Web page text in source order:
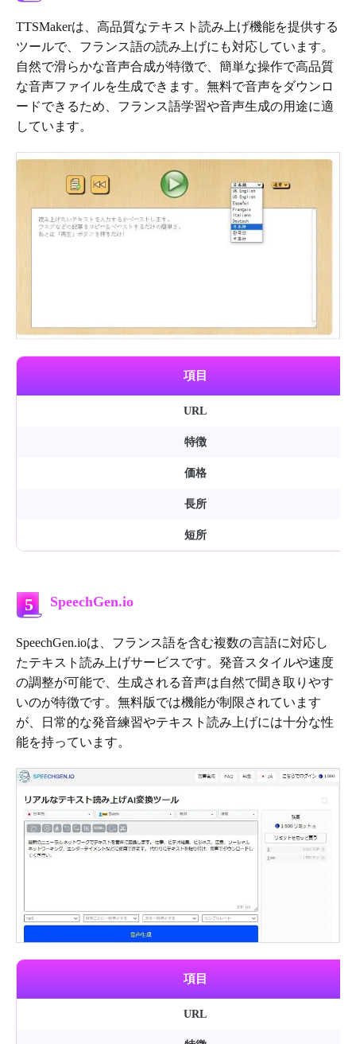
TTSMakerは、高品質なテキスト読み上げ機能を提供する
ツールで、フランス語の読み上げにも対応しています。
自然で滑らかな音声合成が特徴で、簡単な操作で高品質
な音声ファイルを生成できます。無料で音声をダウンロ
ードできるため、フランス語学習や音声生成の用途に適
しています。
項目
URL
特徴
価格
長所
短所
5 SpeechGen.io
SpeechGen.ioは、フランス語を含む複数の言語に対応し
たテキスト読み上げサービスです。発音スタイルや速度
の調整が可能で、生成される音声は自然で聞き取りやす
いのが特徴です。無料版では機能が制限されています
が、日常的な発音練習やテキスト読み上げには十分な性
能を持っています。
項目
URL